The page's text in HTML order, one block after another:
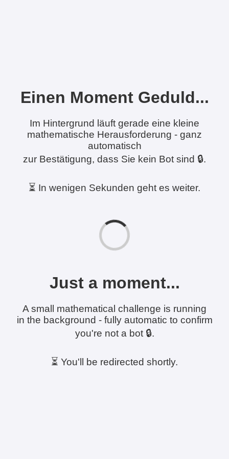
Einen Moment Geduld...
Im Hintergrund läuft gerade eine kleine
mathematische Herausforderung - ganz
automatisch
zur Bestätigung, dass Sie kein Bot sind 🔒.
⏳ In wenigen Sekunden geht es weiter.
Just a moment...
A small mathematical challenge is running
in the background - fully automatic to confirm
you're not a bot 🔒.
⏳ You'll be redirected shortly.